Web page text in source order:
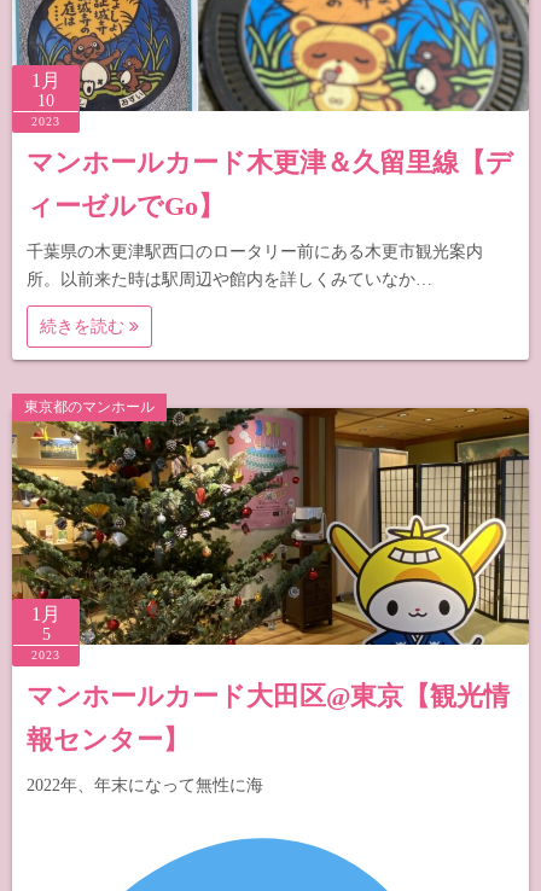
1月
10
2023
マンホールカード木更津＆久留里線【デ
ィーゼルでGo】
千葉県の木更津駅西口のロータリー前にある木更市観光案内
所。以前来た時は駅周辺や館内を詳しくみていなか…
続きを読む
東京都のマンホール
1月
5
2023
マンホールカード大田区@東京【観光情
報センター】
2022年、年末になって無性に海